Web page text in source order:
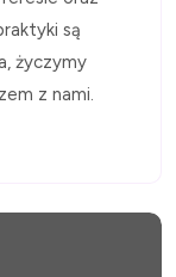
są
życzymy
z nami.